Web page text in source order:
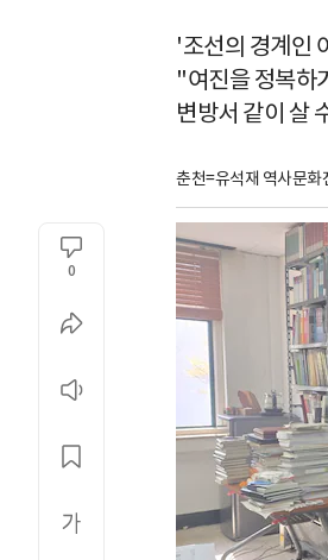
'조선의 경계인
"여진을 정복하
변방서 같이 살
춘천=유석재 역사문화
0